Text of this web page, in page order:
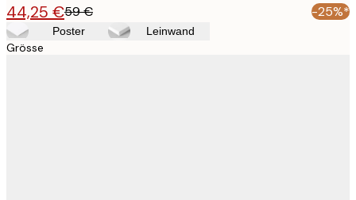
44,25 €59 € -25%*
Poster Leinwand
Grösse